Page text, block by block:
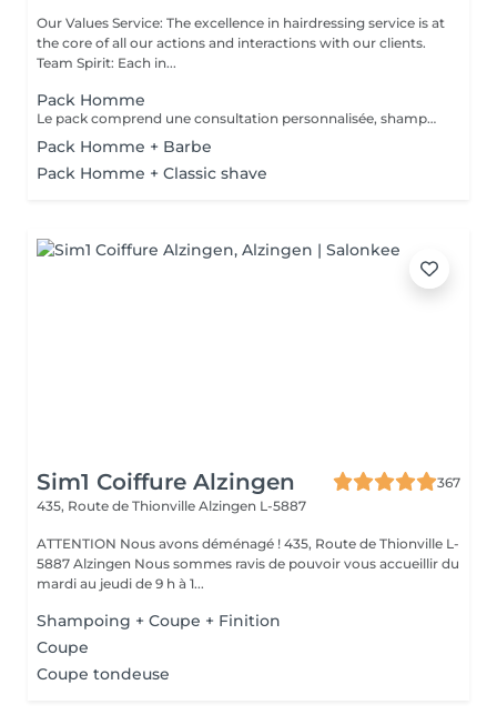
Our Values Service: The excellence in hairdressing service is at
the core of all our actions and interactions with our clients.
Team Spirit: Each in...
Pack Homme
Le pack comprend une consultation personnalisée, shampooing et conditionneur spécifiques REDKEN, la coupe IGORANCE (finitions sur cheveux secs ) et les produits de styling REDKEN * Tarifs à titre indicatifs à confirmer après la consultation personnalisée établit auprès de votre coiffeur/stylist/spécialiste * La direction se réserve le droit d’apporter des modifications pour le bon fonctionnement du salon
Pack Homme + Barbe
Pack Homme + Classic shave
Sim1 Coiffure Alzingen
367
435, Route de Thionville Alzingen L-5887
ATTENTION Nous avons déménagé ! 435, Route de Thionville L-
5887 Alzingen Nous sommes ravis de pouvoir vous accueillir du
mardi au jeudi de 9 h à 1...
Shampoing + Coupe + Finition
Coupe
Coupe tondeuse